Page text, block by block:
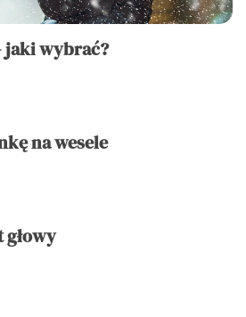
jaki wybrać?
na wesele